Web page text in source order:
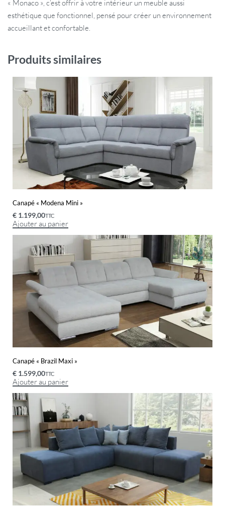
« Monaco », c’est offrir à votre intérieur un meuble aussi
esthétique que fonctionnel, pensé pour créer un environnement
accueillant et confortable.
Produits similaires
Canapé « Modena Mini »
€ 1.199,00TTC
Ajouter au panier
Canapé « Brazil Maxi »
€ 1.599,00TTC
Ajouter au panier